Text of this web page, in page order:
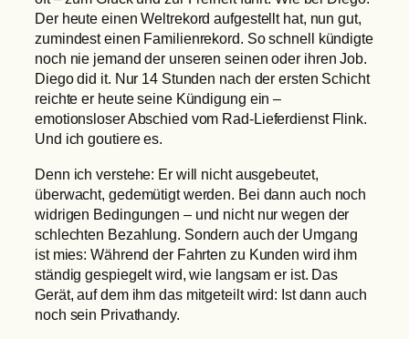
Der heute einen Weltrekord aufgestellt hat, nun gut,
zumindest einen Familienrekord. So schnell kündigte
noch nie jemand der unseren seinen oder ihren Job.
Diego did it. Nur 14 Stunden nach der ersten Schicht
reichte er heute seine Kündigung ein –
emotionsloser Abschied vom Rad-Lieferdienst Flink.
Und ich goutiere es.
Denn ich verstehe: Er will nicht ausgebeutet,
überwacht, gedemütigt werden. Bei dann auch noch
widrigen Bedingungen – und nicht nur wegen der
schlechten Bezahlung. Sondern auch der Umgang
ist mies: Während der Fahrten zu Kunden wird ihm
ständig gespiegelt wird, wie langsam er ist. Das
Gerät, auf dem ihm das mitgeteilt wird: Ist dann auch
noch sein Privathandy.